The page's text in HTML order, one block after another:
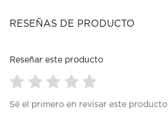
RESEÑAS DE PRODUCTO
Reseñar este producto
paraparaparaparapara
Sé el primero en revisar este producto